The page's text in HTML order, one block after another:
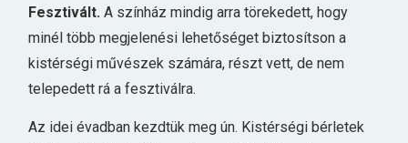
Fesztivált. A színház mindig arra törekedett, hogy
minél több megjelenési lehetőséget biztosítson a
kistérségi művészek számára, részt vett, de nem
telepedett rá a fesztiválra.
Az idei évadban kezdtük meg ún. Kistérségi bérletek